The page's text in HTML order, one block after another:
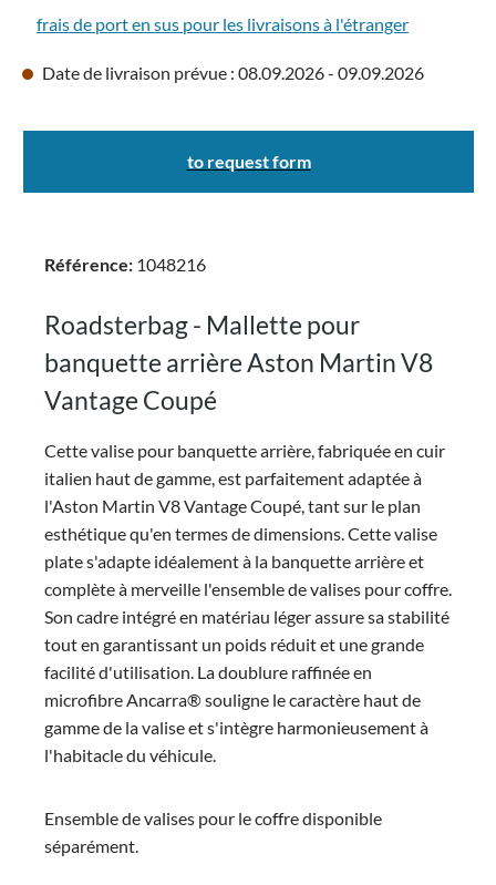
frais de port en sus pour les livraisons à l'étranger
Date de livraison prévue : 08.09.2026 - 09.09.2026
to request form
Référence: 1048216
Roadsterbag - Mallette pour
banquette arrière Aston Martin V8
Vantage Coupé
Cette valise pour banquette arrière, fabriquée en cuir
italien haut de gamme, est parfaitement adaptée à
l'Aston Martin V8 Vantage Coupé, tant sur le plan
esthétique qu'en termes de dimensions. Cette valise
plate s'adapte idéalement à la banquette arrière et
complète à merveille l'ensemble de valises pour coffre.
Son cadre intégré en matériau léger assure sa stabilité
tout en garantissant un poids réduit et une grande
facilité d'utilisation. La doublure raffinée en
microfibre Ancarra® souligne le caractère haut de
gamme de la valise et s'intègre harmonieusement à
l'habitacle du véhicule.
Ensemble de valises pour le coffre disponible
séparément.